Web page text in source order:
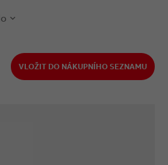
VLOŽIT DO NÁKUPNÍHO SEZNAMU